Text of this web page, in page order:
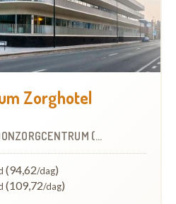
Zorghotel
(WZC)
(94,62/dag)
(109,72/dag)